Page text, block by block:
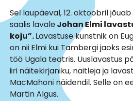
Sel laupäeval, 12. oktoobril
saalis lavaleJohan Elmi
koju”.Lavastuse kunstnik on
on nii Elmi kui Tambergi jaoks
töö Ugala teatris. Uuslavastus
iiri näitekirjaniku, näitleja ja
MacMahoni näidendil. Selle on
Martin Algus.